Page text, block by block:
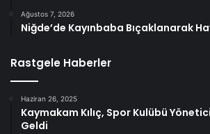
Ağustos 7, 2026
Niğde’de Kayınbaba Bıçaklanarak
Rastgele Haberler
Haziran 26, 2025
Kaymakam Kılıç, Spor Kulübü
Geldi